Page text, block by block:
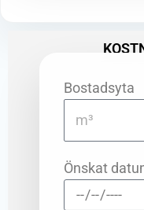
Bostadsyta
Önskat